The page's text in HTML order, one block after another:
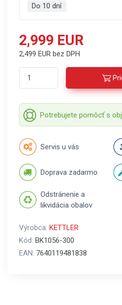
Do 10 dní
2,999 EUR
2,499 EUR bez DPH
Potrebujete pomôcť s
Servis u vás
Doprava zadarmo
Odstránenie a
likvidácia obalov
Výrobca: KETTLER
Kód: BK1056-300
EAN: 7640119481838